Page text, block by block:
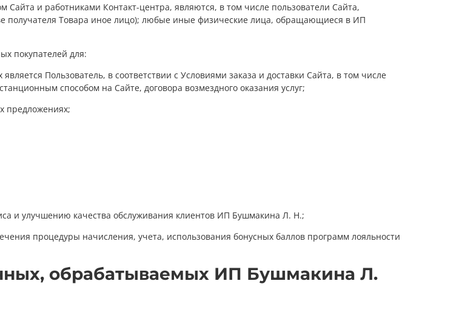
и работниками Контакт-центра, являются, в том числе пользователи Сайта,
получателя Товара иное лицо); любые иные физические лица, обращающиеся в ИП
покупателей для:
Пользователь, в соответствии с Условиями заказа и доставки Сайта, в том числе
способом на Сайте, договора возмездного оказания услуг;
предложениях;
и улучшению качества обслуживания клиентов ИП Бушмакина Л. Н.;
процедуры начисления, учета, использования бонусных баллов программ лояльности
обрабатываемых ИП Бушмакина Л.